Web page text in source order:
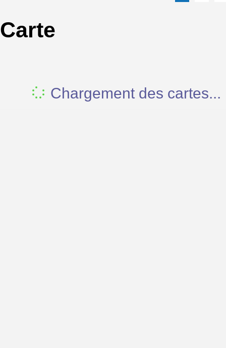
Carte
Chargement des cartes...